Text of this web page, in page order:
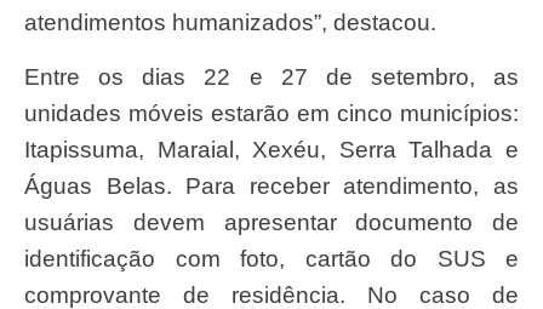
atendimentos humanizados”, destacou.
Entre os dias 22 e 27 de setembro, as
unidades móveis estarão em cinco municípios:
Itapissuma, Maraial, Xexéu, Serra Talhada e
Águas Belas. Para receber atendimento, as
usuárias devem apresentar documento de
identificação com foto, cartão do SUS e
comprovante de residência. No caso de